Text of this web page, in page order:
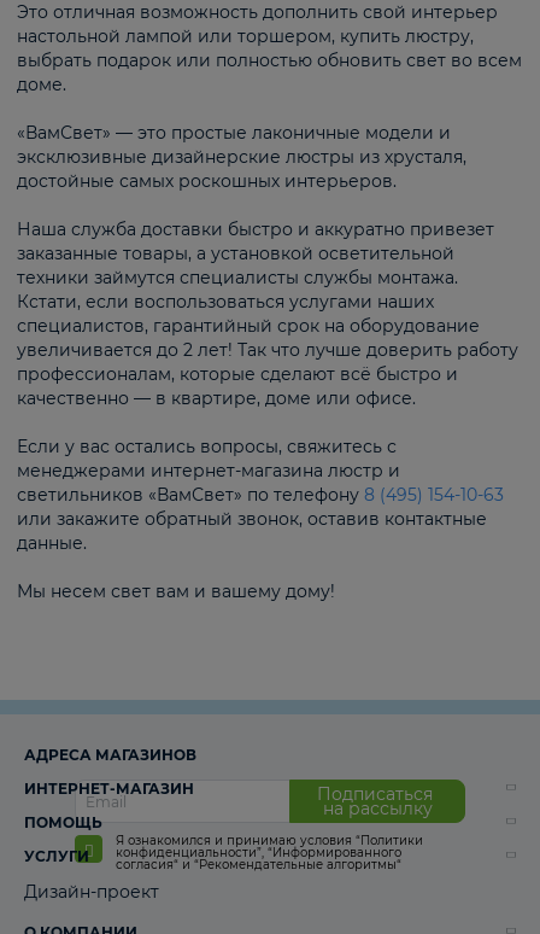
Это отличная возможность дополнить свой интерьер
настольной лампой или торшером, купить люстру,
выбрать подарок или полностью обновить свет во всем
доме.
«ВамСвет» — это простые лаконичные модели и
эксклюзивные дизайнерские люстры из хрусталя,
достойные самых роскошных интерьеров.
Наша служба доставки быстро и аккуратно привезет
заказанные товары, а установкой осветительной
техники займутся специалисты службы монтажа.
Кстати, если воспользоваться услугами наших
специалистов, гарантийный срок на оборудование
увеличивается до 2 лет! Так что лучше доверить работу
профессионалам, которые сделают всё быстро и
качественно — в квартире, доме или офисе.
Если у вас остались вопросы, свяжитесь с
менеджерами интернет-магазина люстр и
светильников «ВамСвет» по телефону 8 (495) 154-10-63
или закажите обратный звонок, оставив контактные
данные.
Мы несем свет вам и вашему дому!
Подписаться
на рассылку
Я ознакомился и принимаю условия “Политики
конфиденциальности”, “Информированного
согласия“ и “Рекомендательные алгоритмы“
АДРЕСА МАГАЗИНОВ
ИНТЕРНЕТ-МАГАЗИН
ПОМОЩЬ
УСЛУГИ
Дизайн-проект